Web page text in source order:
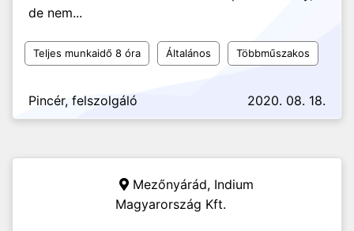
de nem...
Teljes munkaidő 8 óra Általános Többműszakos
Pincér, felszolgáló 2020. 08. 18.
Mezőnyárád, Indium
Magyarország Kft.